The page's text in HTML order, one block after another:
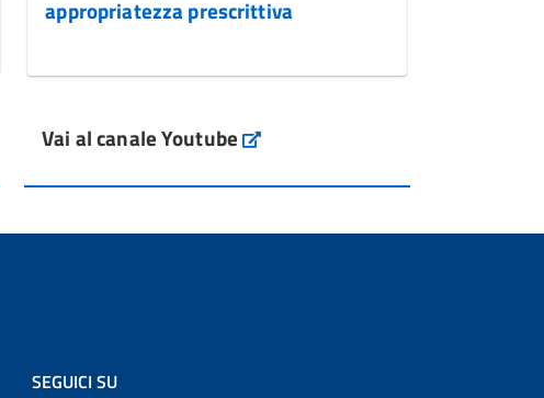
appropriatezza prescrittiva
Vai al canale Youtube
SEGUICI SU